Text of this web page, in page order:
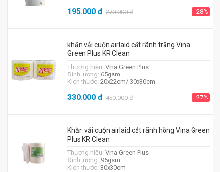
195.000đ 270.000đ - 28%
khăn vải cuộn airlaid cắt rãnh trắng Vina
Green Plus KR Clean
Thương hiệu: Vina Green Plus
Định lượng: 65gsm
Kích thước: 20x22cm/ 30x30cm
330.000đ 450.000đ - 27%
Khăn vải cuộn airlaid cắt rãnh hồng Vina Green
Plus KR Clean
Thương hiệu: Vina Green Plus
Định lượng: 95gsm
Kích thước: 30x30cm